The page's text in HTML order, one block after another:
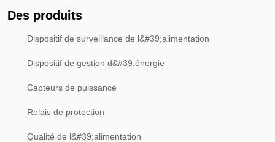
Des produits
Dispositif de surveillance de l&#39;alimentation
Dispositif de gestion d&#39;énergie
Capteurs de puissance
Relais de protection
Qualité de l&#39;alimentation